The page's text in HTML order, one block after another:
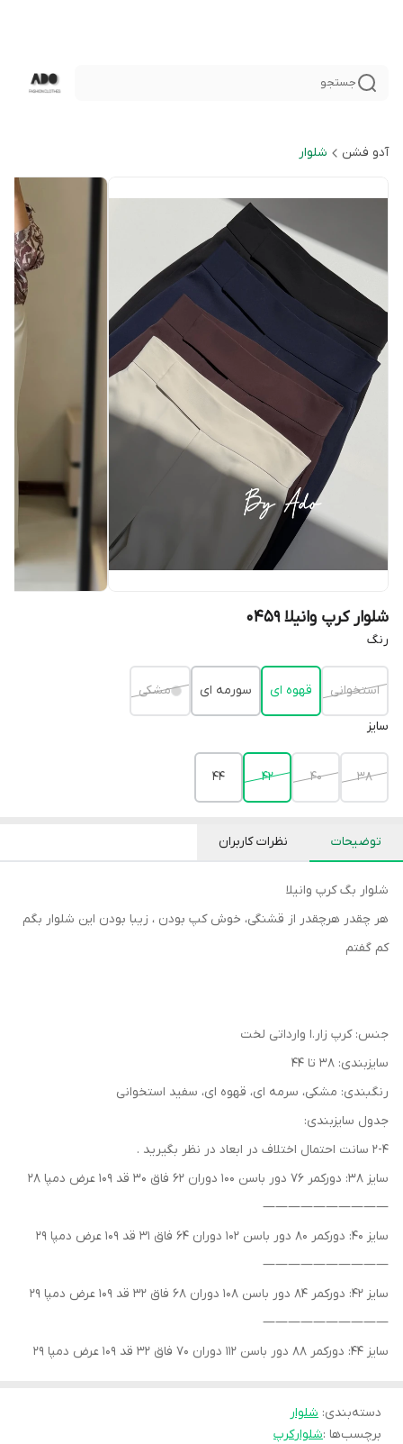
جستجو
آدو فشن شلوار
شلوار کرپ وانیلا 0459
رنگ
استخوانی قهوه ای سورمه ای مشکی
سایز
۳۸ ۴۰ ۴۲ ۴۴
توضیحات نظرات کاربران
شلوار بگ کرپ وانیلا
هر چقدر هرچقدر از قشنگی، خوش کپ بودن ، زیبا بودن این شلوار بگم
کم گفتم
جنس: کرپ زار.ا وارداتی لخت
سایزبندی: ۳۸ تا ۴۴
رنگبندی: مشکی، سرمه ای، قهوه ای، سفید استخوانی
جدول سایزبندی:
۲-۴ سانت احتمال اختلاف در ابعاد در نظر بگیرید .
سایز ۳۸: دورکمر ۷۶ دور باسن ۱۰۰ دوران ۶۲ فاق ۳۰ قد ۱۰۹ عرض دمپا ۲۸
——————————
سایز ۴۰: دورکمر ۸۰ دور باسن ۱۰۲ دوران ۶۴ فاق ۳۱ قد ۱۰۹ عرض دمپا ۲۹
——————————
سایز ۴۲: دورکمر ۸۴ دور باسن ۱۰۸ دوران ۶۸ فاق ۳۲ قد ۱۰۹ عرض دمپا ۲۹
——————————
سایز ۴۴: دورکمر ۸۸ دور باسن ۱۱۲ دوران ۷۰ فاق ۳۲ قد ۱۰۹ عرض دمپا ۲۹
دسته‌بندی: شلوار
برچسب‌ها :شلوارکرپ